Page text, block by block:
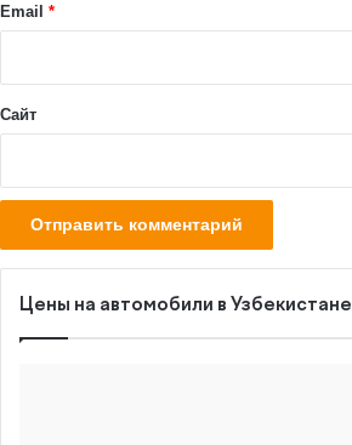
йEmail *
Сайт
Цены на автомобили в Узбекистане